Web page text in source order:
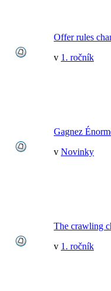
Offer rules
v 1. ročník
Gagnez
v Novinky
The crawling
v 1. ročník